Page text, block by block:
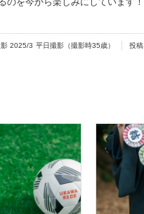
2025/3 平日撮影 （撮影時35歳） 投稿